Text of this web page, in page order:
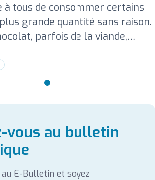
à tous de consommer certains
grande quantité sans raison.
parfois de la viande,
vous au bulletin
E-Bulletin et soyez